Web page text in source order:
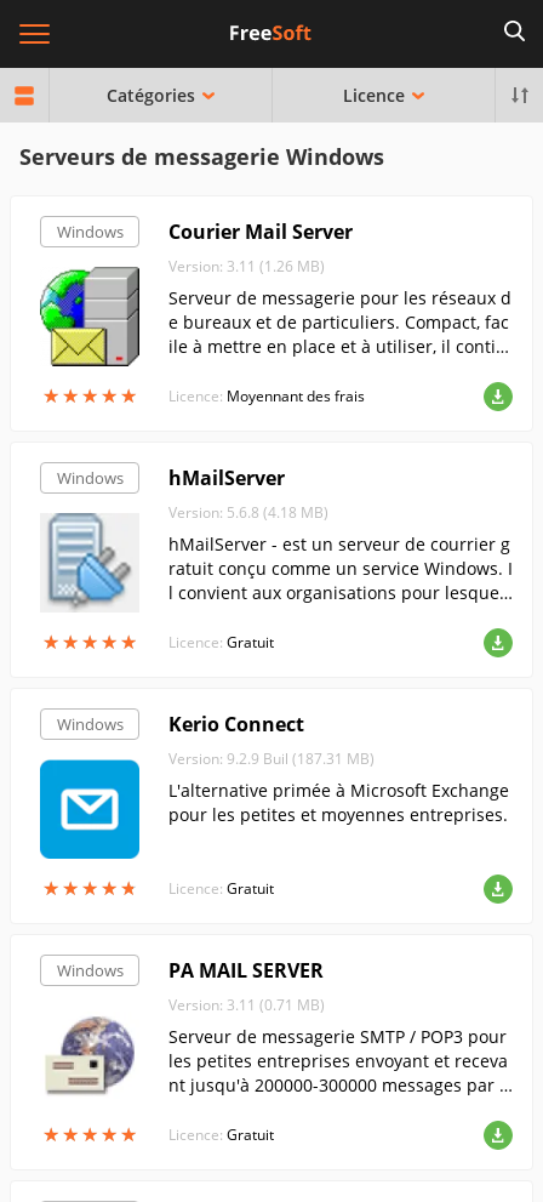
Catégories Licence
Serveurs de messagerie Windows
Windows
★★★★★
★★★★★
Courier Mail Server
Version: 3.11 (1.26 MB)
Serveur de messagerie pour les réseaux d
e bureaux et de particuliers. Compact, fac
ile à mettre en place et à utiliser, il contie
e à organiser rapidement les échanges
Licence: Moyennant des frais
Windows
★★★★★
★★★★★
hMailServer
Version: 5.6.8 (4.18 MB)
hMailServer - est un serveur de courrier g
ratuit conçu comme un service Windows. I
l convient aux organisations pour lesquell
eux et riches en fonctionnalités n'est pas
Licence: Gratuit
Windows
★★★★★
★★★★★
Kerio Connect
Version: 9.2.9 Buil (187.31 MB)
L'alternative primée à Microsoft Exchange
pour les petites et moyennes entreprises.
Licence: Gratuit
Windows
★★★★★
★★★★★
PA MAIL SERVER
Version: 3.11 (0.71 MB)
Serveur de messagerie SMTP / POP3 pour
les petites entreprises envoyant et receva
nt jusqu'à 200000-300000 messages par j
Licence: Gratuit